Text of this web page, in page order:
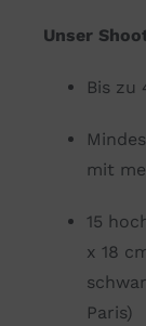
Unser
Bis zu
mit
15
x 18
Paris)